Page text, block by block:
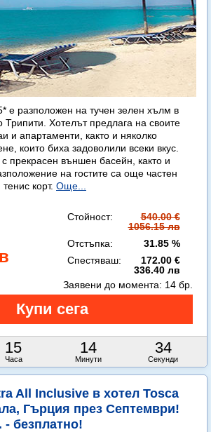
e разположен на тучен зелен хълм в
Трипити. Хотелът предлага на своите
и апартаменти, както и няколко
които биха задоволили всеки вкус.
прекрасен външен басейн, както и
на гостите са още частен
корт. Още...
Стойност:
540.00 €
1056.15 лв
Отстъпка:
31.85 %
Спестяваш:
172.00 €
336.40 лв
15
Часа
14
Минути
33
Секунди
Заявени до момента: 14 бр.
All Inclusive в хотел Tosca
Гърция през Септември!
- безплатно!